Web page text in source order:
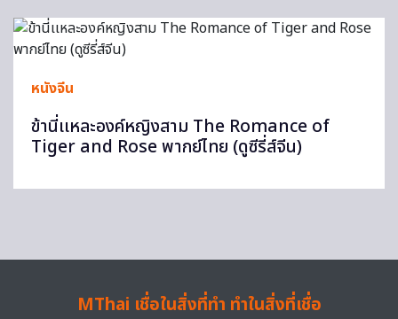
หนังจีน
ข้านี่เเหละองค์หญิงสาม The Romance of
Tiger and Rose พากย์ไทย (ดูซีรี่ส์จีน)
MThai เชื่อในสิ่งที่ทำ ทำในสิ่งที่เชื่อ